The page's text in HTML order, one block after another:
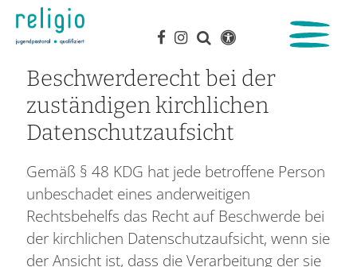
Beschwerderecht bei der
zuständigen kirchlichen
Datenschutzaufsicht
Gemäß § 48 KDG hat jede betroffene Person
unbeschadet eines anderweitigen
Rechtsbehelfs das Recht auf Beschwerde bei
der kirchlichen Datenschutzaufsicht, wenn sie
der Ansicht ist, dass die Verarbeitung der sie